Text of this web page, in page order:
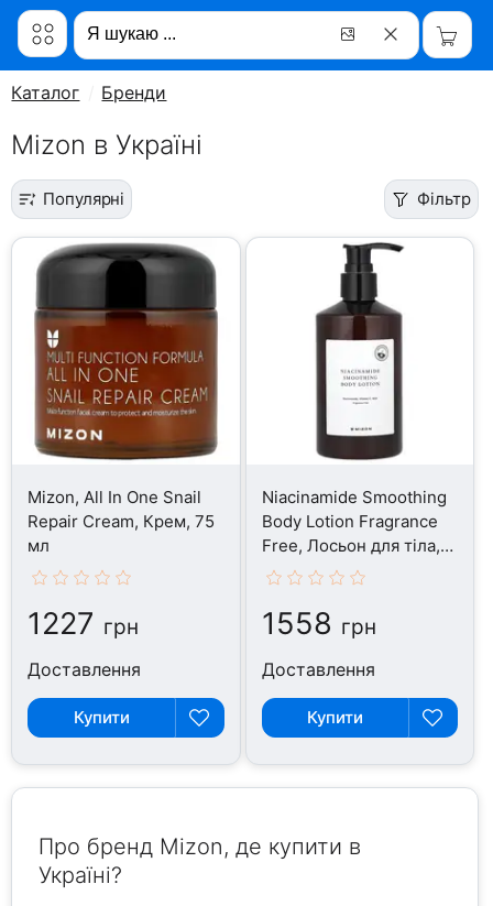
Каталог Бренди
Mizon в Україні
Популярні Фільтр
Mizon, All In One Snail
Repair Cream, Крем, 75
мл
1227 грн
Доставлення
Купити
Niacinamide Smoothing
Body Lotion Fragrance
Free, Лосьон для тіла,
300 мл
1558 грн
Доставлення
Купити
Про бренд Mizon, де купити в
Україні?